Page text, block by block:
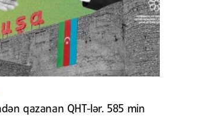
qazanan QHT-lər. 585 min